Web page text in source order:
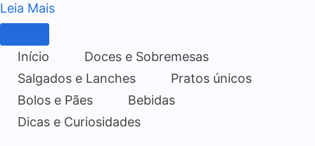
Leia Mais
Início
Doces e Sobremesas
Salgados e Lanches
Pratos únicos
Bolos e Pães
Bebidas
Dicas e Curiosidades